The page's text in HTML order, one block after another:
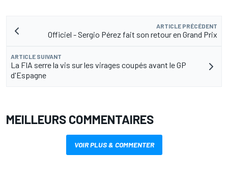
ARTICLE PRÉCÉDENT
Officiel - Sergio Pérez fait son retour en Grand Prix
ARTICLE SUIVANT
La FIA serre la vis sur les virages coupés avant le GP
d'Espagne
MEILLEURS COMMENTAIRES
VOIR PLUS & COMMENTER